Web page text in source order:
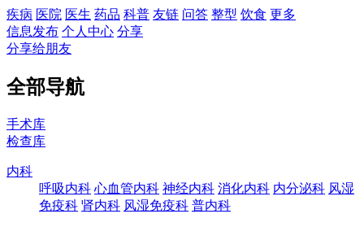
疾病 医院 医生 药品 科普 友链 问答 整型 饮食 更多
信息发布 个人中心 分享
分享给朋友
全部导航
手术库
检查库
内科
呼吸内科 心血管内科 神经内科 消化内科 内分泌科 风湿
免疫科 肾内科 风湿免疫科 普内科